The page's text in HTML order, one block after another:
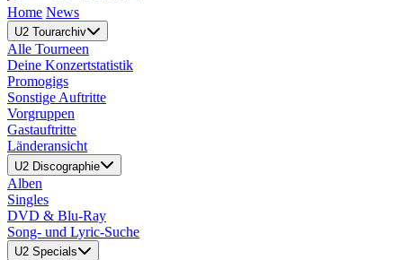
Home News
U2 Tourarchiv
Alle Tourneen
Deine Konzertstatistik
Promogigs
Sonstige Auftritte
Vorgruppen
Gastauftritte
Länderansicht
U2 Discographie
Alben
Singles
DVD & Blu-Ray
Song- und Lyric-Suche
U2 Specials